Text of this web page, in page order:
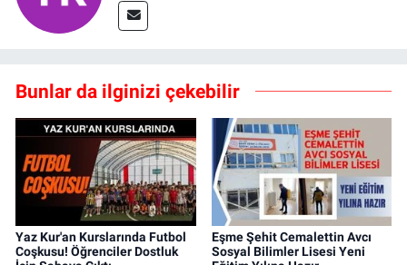
Bunlar da ilginizi çekebilir
Yaz Kur'an Kurslarında Futbol
Coşkusu! Öğrenciler Dostluk
Eşme Şehit Cemalettin Avcı
Sosyal Bilimler Lisesi Yeni